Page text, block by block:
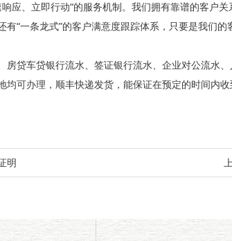
应、立即行动“的服务机制。我们拥有靠谱的客户
“一条龙式”的客户满意度跟踪体系，只要是我们的
房贷车贷银行流水、签证银行流水、企业对公流水
均可办理，顺丰快递发货，能保证在预定的时间内
明